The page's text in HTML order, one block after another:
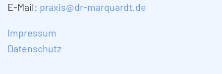
E-Mail: praxis@dr-marquardt.de
Impressum
Datenschutz